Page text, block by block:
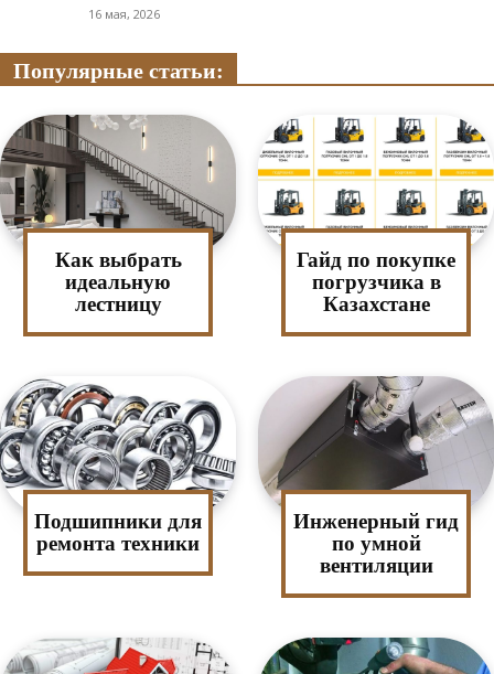
16 мая, 2026
Популярные статьи:
Как выбрать
идеальную
лестницу
Гайд по покупке
погрузчика в
Казахстане
Подшипники для
ремонта техники
Инженерный гид
по умной
вентиляции